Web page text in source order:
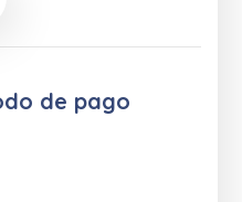
de pago